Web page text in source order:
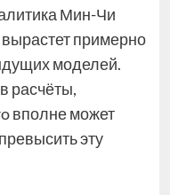
Мин-Чи
примерно
моделей.
расчёты,
вполне может
эту